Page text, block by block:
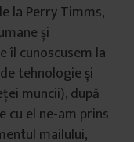
la Perry Timms,
și
îl cunoscusem la
tehnologie și
muncii), după
cu el ne-am prins
mailului,